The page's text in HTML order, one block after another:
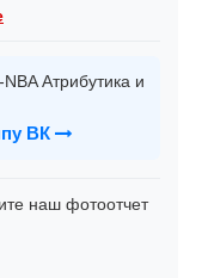
Атрибутика и
ВК
наш фотоотчет